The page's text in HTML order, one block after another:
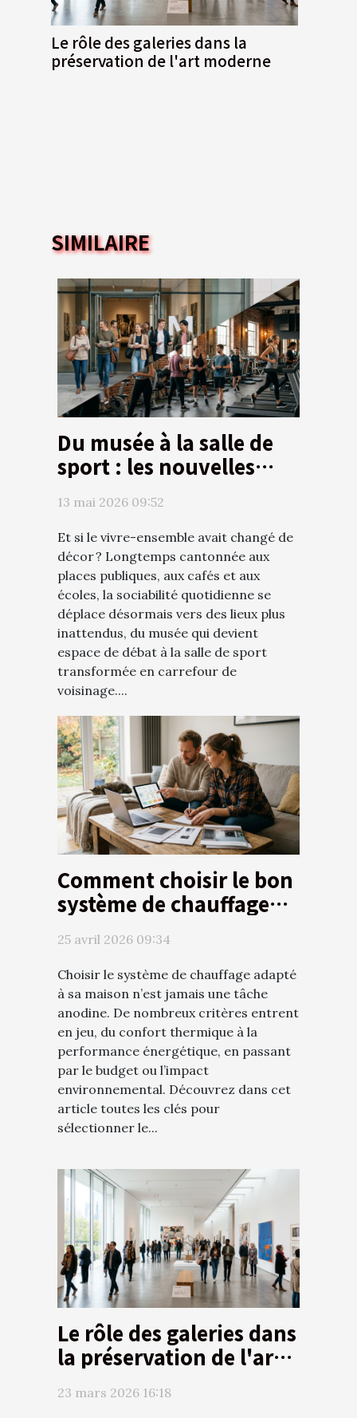
Le rôle des galeries dans la
préservation de l'art moderne
SIMILAIRE
Du musée à la salle de
sport : les nouvelles
scènes du vivre-
ensemble
13 mai 2026 09:52
Et si le vivre-ensemble avait changé de
décor ? Longtemps cantonnée aux
places publiques, aux cafés et aux
écoles, la sociabilité quotidienne se
déplace désormais vers des lieux plus
inattendus, du musée qui devient
espace de débat à la salle de sport
transformée en carrefour de
voisinage....
Comment choisir le bon
système de chauffage
pour votre maison ?
25 avril 2026 09:34
Choisir le système de chauffage adapté
à sa maison n’est jamais une tâche
anodine. De nombreux critères entrent
en jeu, du confort thermique à la
performance énergétique, en passant
par le budget ou l’impact
environnemental. Découvrez dans cet
article toutes les clés pour
sélectionner le...
Le rôle des galeries dans
la préservation de l'art
23 mars 2026 16:18